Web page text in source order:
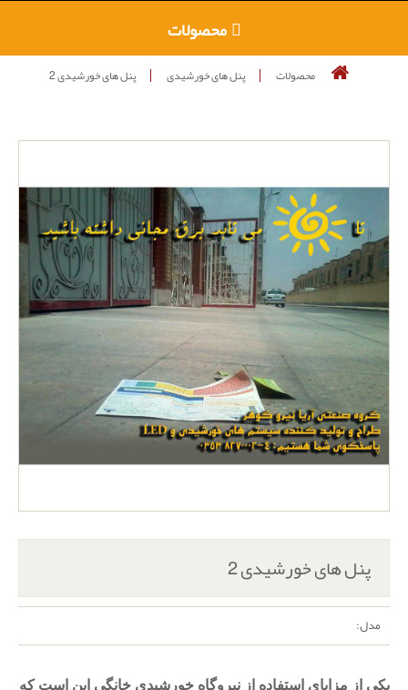
محصولات
محصولات پنل های خورشیدی پنل های خورشیدی 2
پنل های خورشیدی 2
مدل:
یکی از مزایای استفاده از نیروگاه خورشیدی خانگی این است که